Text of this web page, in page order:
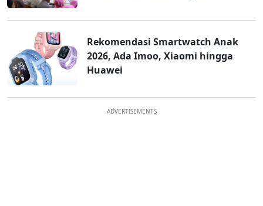
Rekomendasi Smartwatch Anak
2026, Ada Imoo, Xiaomi hingga
Huawei
ADVERTISEMENTS